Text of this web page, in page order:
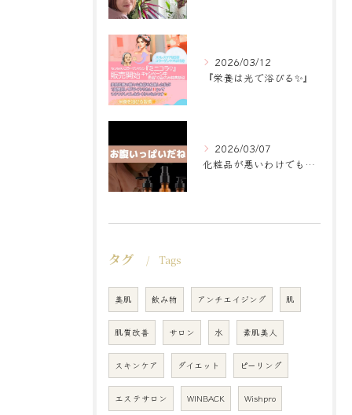
2026/03/12
『栄養は光で浴びる✨』
2026/03/07
化粧品が悪いわけでもなく
タグ Tags
美肌 飲み物 アンチエイジング 肌
肌質改善 サロン 水 素肌美人
スキンケア ダイエット ピーリング
エステサロン WINBACK Wishpro